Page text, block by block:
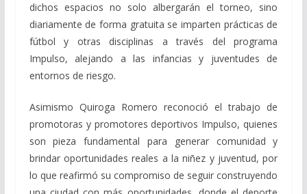
dichos espacios no solo albergarán el torneo, sino
diariamente de forma gratuita se imparten prácticas de
fútbol y otras disciplinas a través del programa
Impulso, alejando a las infancias y juventudes de
entornos de riesgo.
Asimismo Quiroga Romero reconoció el trabajo de
promotoras y promotores deportivos Impulso, quienes
son pieza fundamental para generar comunidad y
brindar oportunidades reales a la niñez y juventud, por
lo que reafirmó su compromiso de seguir construyendo